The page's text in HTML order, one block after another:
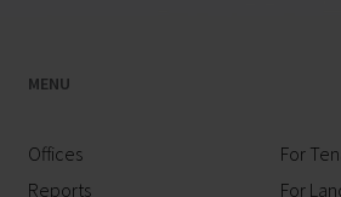
MENU
Offices
Reports
For
For